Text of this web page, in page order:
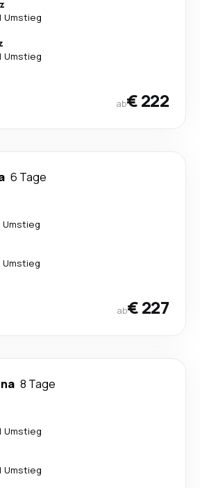
Umstieg
Umstieg
ab€ 222
6 Tage
Umstieg
Umstieg
ab€ 227
8 Tage
Umstieg
Umstieg